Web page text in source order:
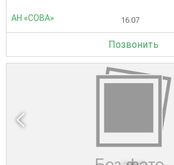
АН «СОВА» 16.07
Позвонить